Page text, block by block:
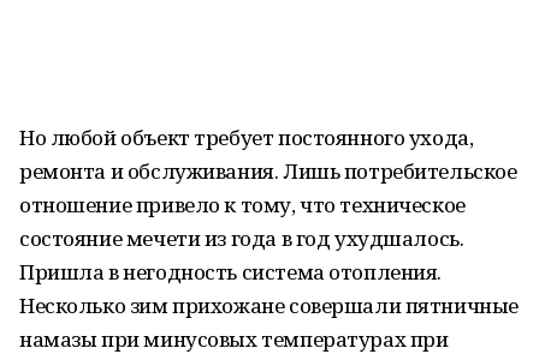
Но любой объект требует постоянного ухода,
ремонта и обслуживания. Лишь потребительское
отношение привело к тому, что техническое
состояние мечети из года в год ухудшалось.
Пришла в негодность система отопления.
Несколько зим прихожане совершали пятничные
намазы при минусовых температурах при